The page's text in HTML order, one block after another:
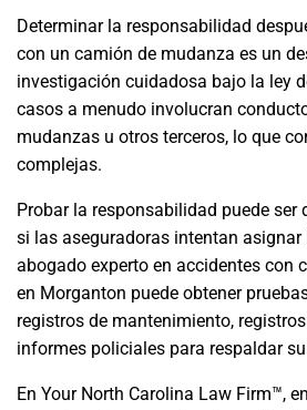
Determinar la responsabilidad
con un camión de mudanza es un
investigación cuidadosa bajo la ley
casos a menudo involucran
mudanzas u otros terceros, lo que
complejas.
Probar la responsabilidad puede ser
si las aseguradoras intentan asignar
abogado experto en accidentes con
en Morganton puede obtener
registros de mantenimiento,
informes policiales para respaldar
En Your North Carolina Law Firm™,